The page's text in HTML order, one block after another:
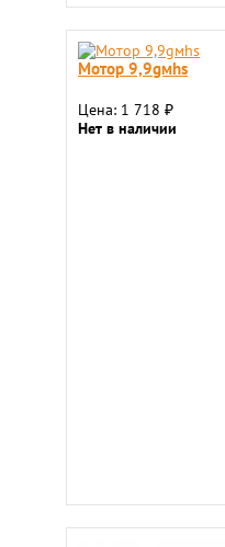
Мотор 9,9gмhs
Цена: 1 718 ₽
Нет в наличии